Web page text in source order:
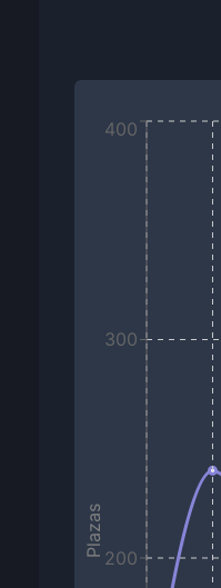
200
300
400
Plazas